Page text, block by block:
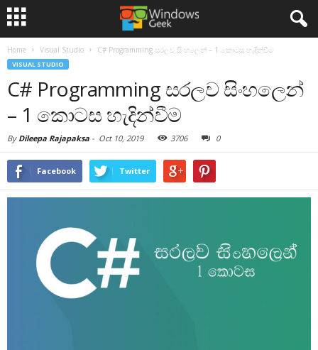
Home Visual Studio C# Programming සරලව සිංහලෙන් – 1 කොටස හැදින්වීම
VISUAL STUDIO
C# Programming සරලව සිංහලෙන්
– 1 කොටස හැදින්වීම
By Dileepa Rajapaksa - Oct 10, 2019 3706 0
Facebook Twitter